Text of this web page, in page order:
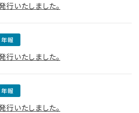
行いたしました。
年報
行いたしました。
年報
行いたしました。